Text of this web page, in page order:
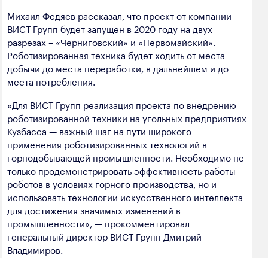
Михаил Федяев рассказал, что проект от компании
ВИСТ Групп будет запущен в 2020 году на двух
разрезах – «Черниговский» и «Первомайский».
Роботизированная техника будет ходить от места
добычи до места переработки, в дальнейшем и до
места потребления.
«Для ВИСТ Групп реализация проекта по внедрению
роботизированной техники на угольных предприятиях
Кузбасса — важный шаг на пути широкого
применения роботизированных технологий в
горнодобывающей промышленности. Необходимо не
только продемонстрировать эффективность работы
роботов в условиях горного производства, но и
использовать технологии искусственного интеллекта
для достижения значимых изменений в
промышленности», — прокомментировал
генеральный директор ВИСТ Групп Дмитрий
Владимиров.